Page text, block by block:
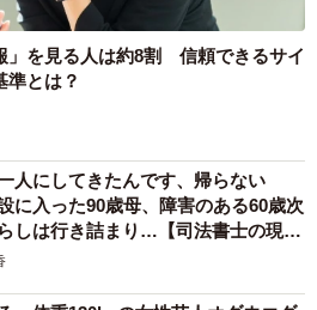
」を見る人は約8割 信頼できるサイ
準とは？
人にしてきたんです、帰らない
に入った90歳母、障害のある60歳次
しは行き詰まり…【司法書士の現場